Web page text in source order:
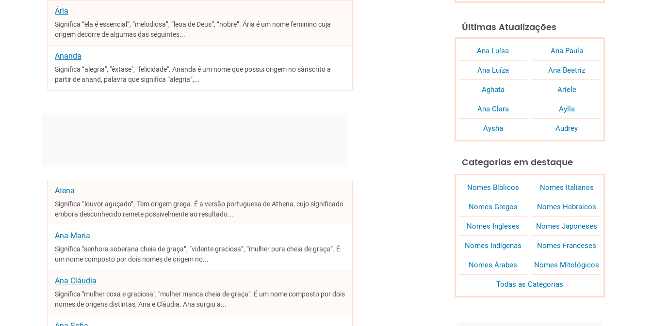
Ária
Significa “ela é essencial”, “melodiosa”, “leoa de Deus”, “nobre”. Ária é um nome feminino cuja
origem decorre de algumas das seguintes...
Ananda
Significa “alegria", "êxtase", "felicidade". Ananda é um nome que possui origem no sânscrito a
partir de anand, palavra que significa “alegria”,...
Atena
Significa “louvor aguçado”. Tem origem grega. É a versão portuguesa de Athena, cujo significado
embora desconhecido remete possivelmente ao resultado...
Ana Maria
Significa “senhora soberana cheia de graça”, “vidente graciosa”, “mulher pura cheia de graça”. É
um nome composto por dois nomes de origem no...
Ana Cláudia
Significa "mulher coxa e graciosa", "mulher manca cheia de graça". É um nome composto por dois
nomes de origens distintas, Ana e Cláudia. Ana surgiu a...
Últimas Atualizações
Ana Luísa Ana Paula
Ana Luíza Ana Beatriz
Aghata Ariele
Ana Clara Aylla
Aysha Audrey
Categorias em destaque
Nomes Bíblicos Nomes Italianos
Nomes Gregos Nomes Hebraicos
Nomes Ingleses Nomes Japoneses
Nomes Indígenas Nomes Franceses
Nomes Árabes Nomes Mitológicos
Todas as Categorias